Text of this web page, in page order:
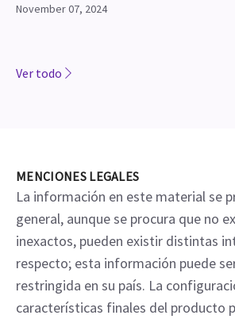
November 07, 2024
Ver todo
MENCIONES LEGALES
La información en este material se
general, aunque se procura que no
inexactos, pueden existir distintas
respecto; esta información puede
restringida en su país. La
características finales del producto